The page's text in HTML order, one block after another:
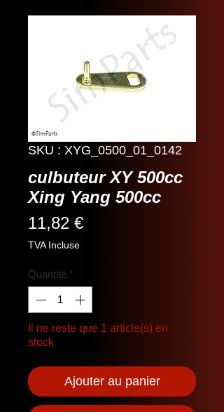
SKU : XYG_0500_01_0142
culbuteur XY 500cc
Xing Yang 500cc
11,82 €Prix
TVA Incluse
Quantité *
Il ne reste que 1 article(s) en
stock
Ajouter au panier